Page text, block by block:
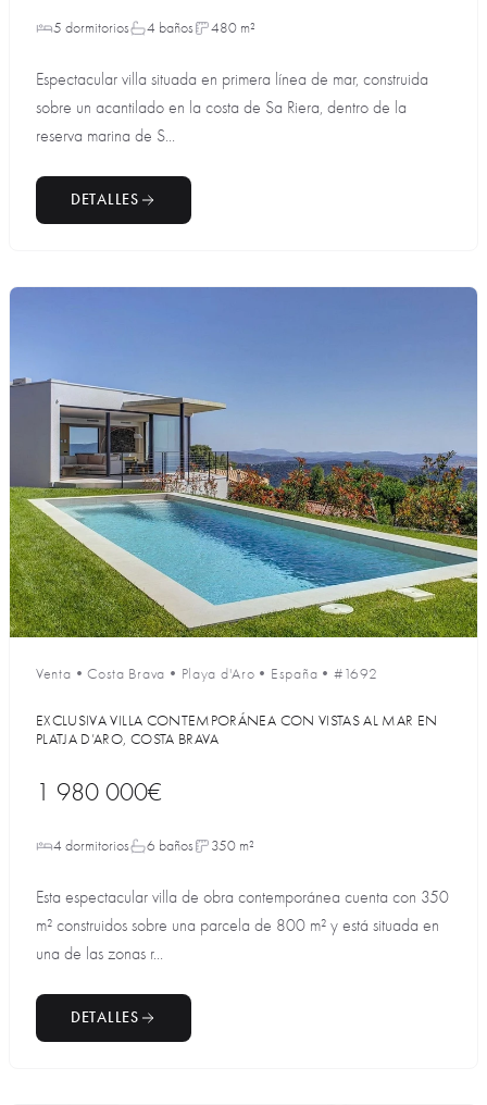
5 dormitorios 4 baños 480 m²
Espectacular villa situada en primera línea de mar, construida
sobre un acantilado en la costa de Sa Riera, dentro de la
reserva marina de S...
DETALLES
Venta •Costa Brava • Playa d'Aro • España • #1692
EXCLUSIVA VILLA CONTEMPORÁNEA CON VISTAS AL MAR EN
PLATJA D’ARO, COSTA BRAVA
1 980 000€
4 dormitorios 6 baños 350 m²
Esta espectacular villa de obra contemporánea cuenta con 350
m² construidos sobre una parcela de 800 m² y está situada en
una de las zonas r...
DETALLES